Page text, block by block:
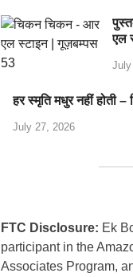
एल
July
हर स्मृति मधुर नहीं होती –
July 27, 2026
FTC Disclosure: Ek
participant in the
Associates Program,